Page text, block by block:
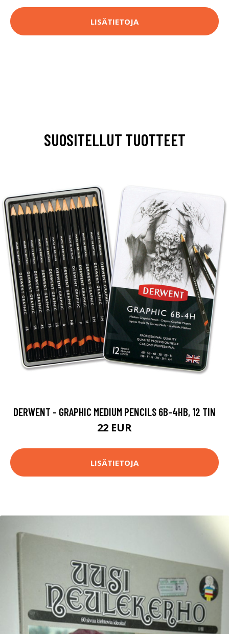
LISÄTIETOJA
SUOSITELLUT TUOTTEET
DERWENT - GRAPHIC MEDIUM PENCILS 6B-4HB, 12 TIN
22 EUR
LISÄTIETOJA